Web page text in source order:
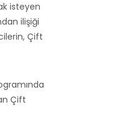
isteyen
ilişiği
Çift
Çift